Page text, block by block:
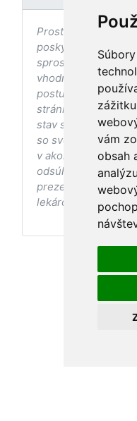
vám
obsah
Prostredníctvom
poskytovaniu
sprostredkovaniu,
vhodných
postupov a
stránke s ohľadom
stav sa pred ich
so svojím
v akomkoľvek
odsúhlasenia
prezentovaných na
lekárom tieto